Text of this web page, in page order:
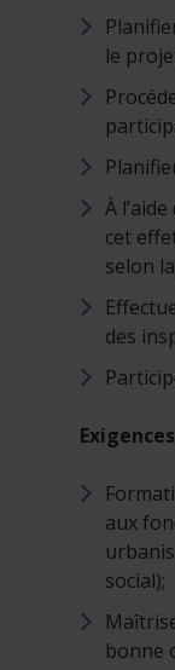
le
À
cet
selon
des
aux
social);
bonne